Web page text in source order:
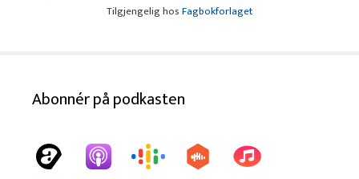
Tilgjengelig hosFagbokforlaget
Abonnér på podkasten